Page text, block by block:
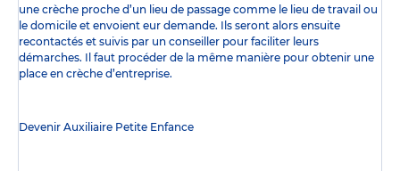
une crèche proche d’un lieu de passage comme le lieu de travail ou
le domicile et envoient eur demande. Ils seront alors ensuite
recontactés et suivis par un conseiller pour faciliter leurs
démarches. Il faut procéder de la même manière pour obtenir une
place en crèche d’entreprise.
Devenir Auxiliaire Petite Enfance